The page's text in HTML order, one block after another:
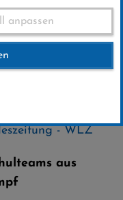
ins
- WLZ
aus
anpassen